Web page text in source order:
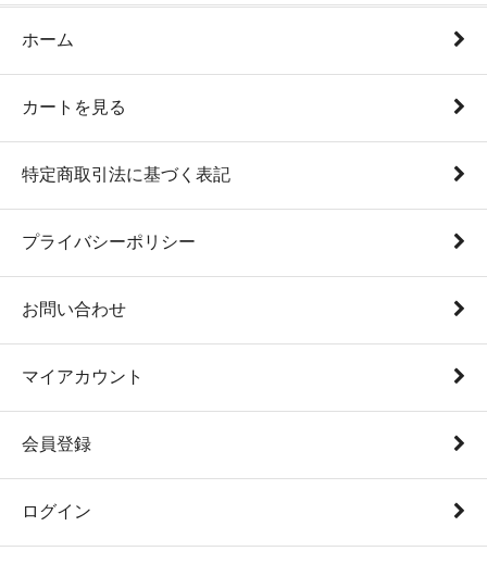
ホーム
カートを見る
特定商取引法に基づく表記
プライバシーポリシー
お問い合わせ
マイアカウント
会員登録
ログイン